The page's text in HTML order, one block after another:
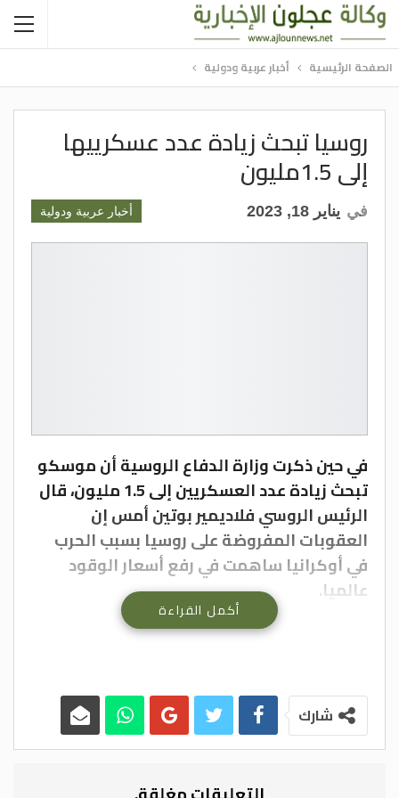
الصفحة الرئيسية أخبار عربية ودولية
روسيا تبحث زيادة عدد عسكرييها
إلى 1.5مليون
أخبار عربية ودولية في يناير 18, 2023
في حين ذكرت وزارة الدفاع الروسية أن موسكو
تبحث زيادة عدد العسكريين إلى 1.5 مليون، قال
الرئيس الروسي فلاديمير بوتين أمس إن
العقوبات المفروضة على روسيا بسبب الحرب
في أوكرانيا ساهمت في رفع أسعار الوقود
عالميا.
واضاف بوتين أن العقوبات وجهت ضربة خطيرة
ضد الاقتصاد العالمي بأكمله، مؤكدا أن هذه
والمواد الغذائية في أوروبا والولايات المتحدة.
وأضاف خلال مشاركته في اجتماع حكومي
لمناقشة القضايا الاقتصادية، أن روسيا رفعت
أكمل القراءة
شارك